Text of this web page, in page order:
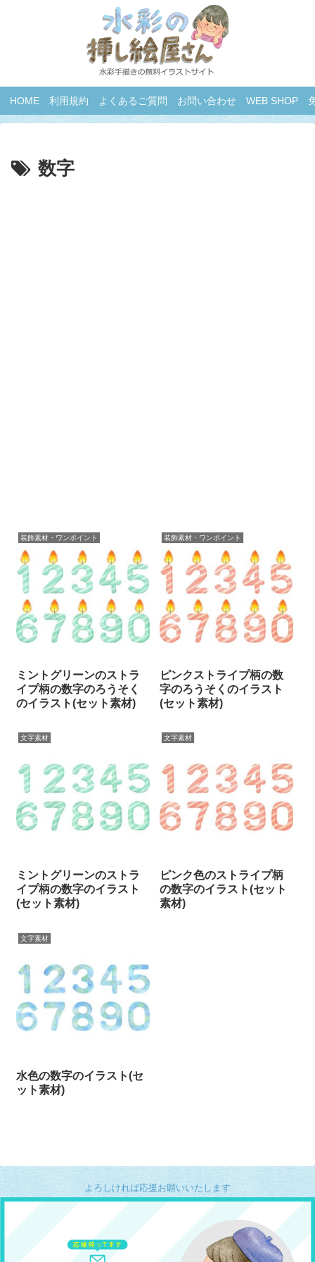
HOME 利用規約 よくあるご質問 お問い合わせ WEB SHOP
数字
装飾素材・ワンポイント
ミントグリーンのストラ
イプ柄の数字のろうそく
のイラスト(セット素材)
装飾素材・ワンポイント
ピンクストライプ柄の数
字のろうそくのイラスト
(セット素材)
文字素材
ミントグリーンのストラ
イプ柄の数字のイラスト
(セット素材)
文字素材
ピンク色のストライプ柄
の数字のイラスト(セット
素材)
文字素材
水色の数字のイラスト(セ
ット素材)
よろしければ応援お願いいたします